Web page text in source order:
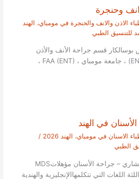
وحنجرة
الاذن والانف والحنجرة في مومباي، الهند
للتنسيق الطبي
قسم جراحة الأنف والأذن
والحنجرة ماجستير (ENT) ، جامعة مومباي ، FAA (ENT) ،
في الهند
الاسنان في مومباي، الهند 2026
/
الطبي
دكتور راجيش تعييناستشاري – جراحة الأسنان مؤهلاتMDS
اللغات التي تتكلمهاالإنجليزية والهندية